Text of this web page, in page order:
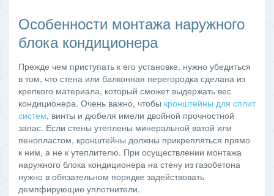
Особенности монтажа наружного
блока кондиционера
Прежде чем приступать к его установке, нужно убедиться
в том, что стена или балконная перегородка сделана из
крепкого материала, который сможет выдержать вес
кондиционера. Очень важно, чтобы кронштейны для сплит
систем, винты и дюбеля имели двойной прочностной
запас. Если стены утеплены минеральной ватой или
пенопластом, кронштейны должны прикрепляться прямо
к ним, а не к утеплителю. При осуществлении монтажа
наружного блока кондиционера на стену из газобетона
нужно в обязательном порядке задействовать
демпфирующие уплотнители.